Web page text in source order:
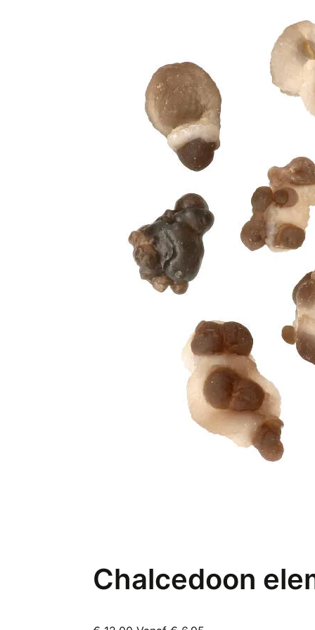
Chalcedoon